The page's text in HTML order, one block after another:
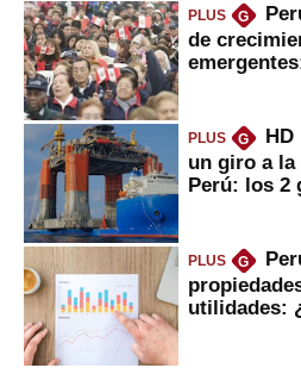
PLUS G
de
PLUS G
HD
un giro a
Perú: los 2
PLUS G
utilidades: